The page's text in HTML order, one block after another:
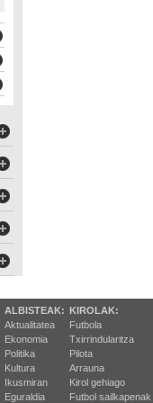
ALBISTEAK:
Aktualitatea
Ekonomia
Politika
Kultura
Ikusmiran
Eguraldia
KIROLAK:
Futbola
Txirrindularitza
Pilota
Arrauna
Kirol gehiago
Futbol sailkapenak